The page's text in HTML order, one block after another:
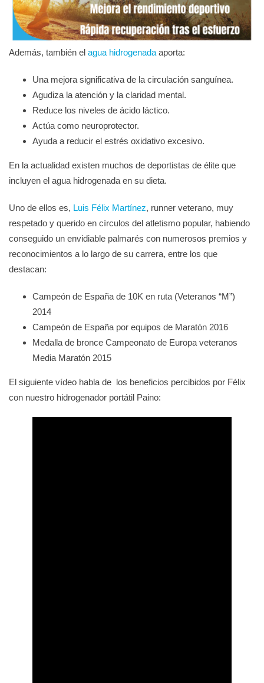
Además, también el agua hidrogenada aporta:
Una mejora significativa de la circulación sanguínea.
Agudiza la atención y la claridad mental.
Reduce los niveles de ácido láctico.
Actúa como neuroprotector.
Ayuda a reducir el estrés oxidativo excesivo.
En la actualidad existen muchos de deportistas de élite que
incluyen el agua hidrogenada en su dieta.
Uno de ellos es, Luis Félix Martínez, runner veterano, muy
respetado y querido en círculos del atletismo popular, habiendo
conseguido un envidiable palmarés con numerosos premios y
reconocimientos a lo largo de su carrera, entre los que
destacan:
Campeón de España de 10K en ruta (Veteranos “M”)
2014
Campeón de España por equipos de Maratón 2016
Medalla de bronce Campeonato de Europa veteranos
Media Maratón 2015
El siguiente vídeo habla de los beneficios percibidos por Félix
con nuestro hidrogenador portátil Paino: